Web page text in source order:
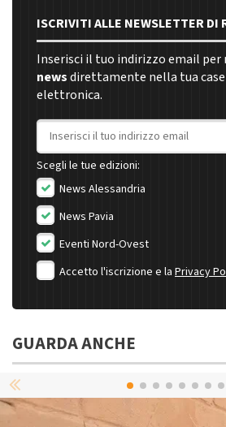
ISCRIVITI ALLE NEWSLETTER DI
Inserisci il tuo indirizzo email per
newsdirettamente nella tua
elettronica.
Indirizzo email
Scegli le tue edizioni:
News Alessandria
News Pavia
Eventi Nord-Ovest
Accetto l'iscrizione e la Privacy
GUARDA ANCHE